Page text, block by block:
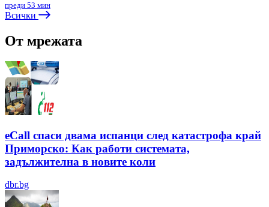
преди 53 мин
Всички
От мрежата
eCall спаси двама испанци след катастрофа край
Приморско: Как работи системата,
задължителна в новите коли
dbr.bg